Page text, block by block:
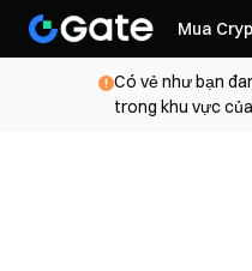
Mua
Có vẻ như bạn
trong khu vực